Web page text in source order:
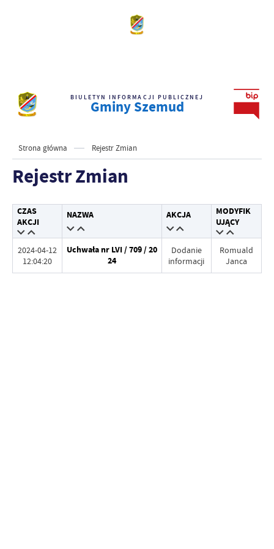
BIULETYN INFORMACJI PUBLICZNEJ
Gminy Szemud
Strona główna Rejestr Zmian
Rejestr Zmian
CZAS
AKCJI
NAZWA AKCJA
MODYFIK
UJĄCY
2024-04-12
12:04:20
Uchwała nr LVI / 709 / 20
24
Dodanie
informacji
Romuald
Janca